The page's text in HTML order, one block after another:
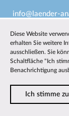
info@laender-
Fax: 0421/218-
Redaktionen
Über die
Diese Website
erhalten Sie weitere
ausschließen. Sie
Schaltfläche "Ich
Benachrichtigung
Ich stimme zu